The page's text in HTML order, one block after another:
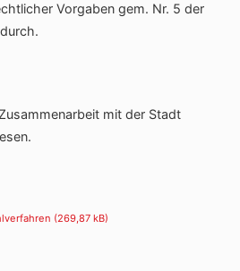
Vorgaben gem. Nr. 5 der
mit der Stadt